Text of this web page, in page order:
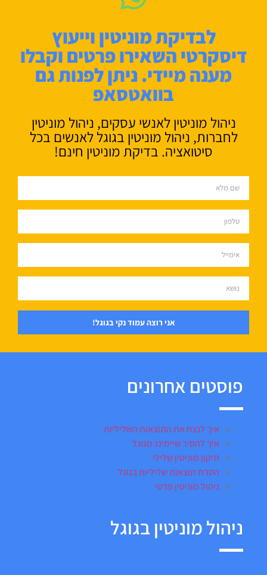
לבדיקת מוניטין וייעוץ
דיסקרטי השאירו פרטים וקבלו
מענה מיידי. ניתן לפנות גם
בוואטסאפ
ניהול מוניטין לאנשי עסקים, ניהול מוניטין
לחברות, ניהול מוניטין בגוגל לאנשים בכל
סיטואציה. בדיקת מוניטין חינם!
אני רוצה עמוד נקי בגוגל!
פוסטים אחרונים
איך לנצח את התוצאות השליליות
איך להסיר שיימינג מגוגל
תיקון מוניטין שלילי
הסרת תוצאות שליליות בגוגל
ניהול מוניטין פרטי
ניהול מוניטין בגוגל